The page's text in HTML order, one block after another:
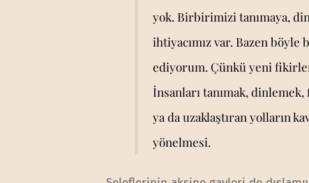
yok. Birbirimizi tanımaya,
ihtiyacımız var. Bazen
ediyorum. Çünkü yeni
İnsanları tanımak,
ya da uzaklaştıran yolların
yönelmesi.